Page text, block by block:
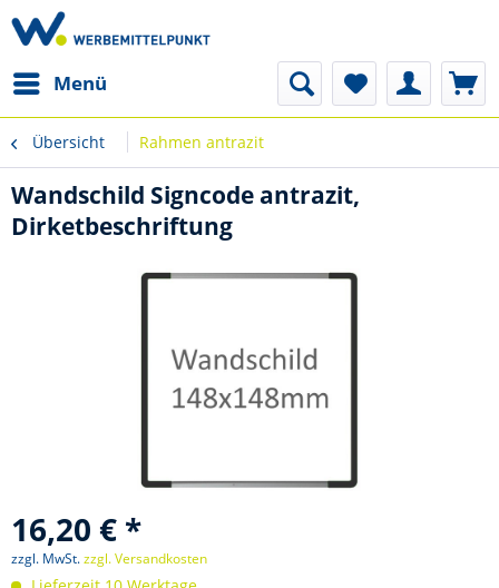
Menü
Übersicht Rahmen antrazit
Wandschild Signcode antrazit,
Dirketbeschriftung
16,20 € *
zzgl. MwSt.zzgl. Versandkosten